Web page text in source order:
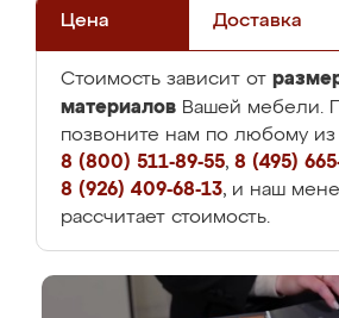
Цена Доставка
Стоимость зависит от
материалов Вашей мебели.
позвоните нам по любому
8 (800) 511-89-55, 8 (495)
8 (926) 409-68-13, и наш
рассчитает стоимость.